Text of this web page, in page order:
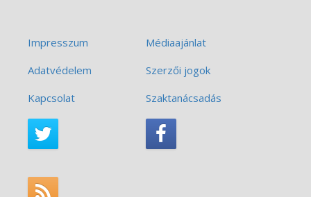
Impresszum
Médiaajánlat
Adatvédelem
Szerzői jogok
Kapcsolat
Szaktanácsadás